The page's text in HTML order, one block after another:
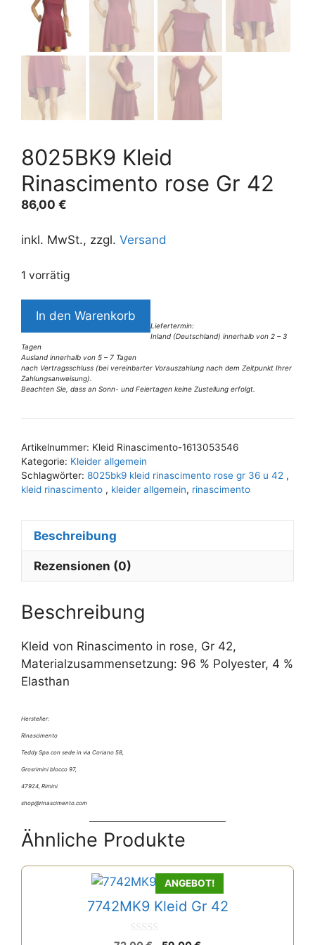
8025BK9 Kleid
Rinascimento rose Gr 42
86,00 €
inkl. MwSt., zzgl. Versand
1 vorrätig
8025BK9
Rinascimento
rose
Gr
42
In den Warenkorb
Liefertermin:
Inland (Deutschland) innerhalb von 2 – 3
Tagen
Ausland innerhalb von 5 – 7 Tagen
nach Vertragsschluss (bei vereinbarter Vorauszahlung nach dem Zeitpunkt Ihrer
Zahlungsanweisung).
Beachten Sie, dass an Sonn- und Feiertagen keine Zustellung erfolgt.
l
e
r
n
e
Artikelnummer: Kleid Rinascimento-1613053546
Kategorie: Kleider allgemein
Schlagwörter: 8025bk9 kleid rinascimento rose gr 36 u 42 ,
kleid rinascimento , kleider allgemein, rinascimento
Beschreibung
Rezensionen (0)
Beschreibung
Kleid von Rinascimento in rose, Gr 42,
Materialzusammensetzung: 96 % Polyester, 4 %
Elasthan
Hersteller:
Rinascimento
Teddy Spa con sede in via Coriano 58,
Grosrimini blocco 97,
47924, Rimini
shop@rinascimento.com
Ähnliche Produkte
ANGEBOT!
7742MK9 Kleid Gr 42
0